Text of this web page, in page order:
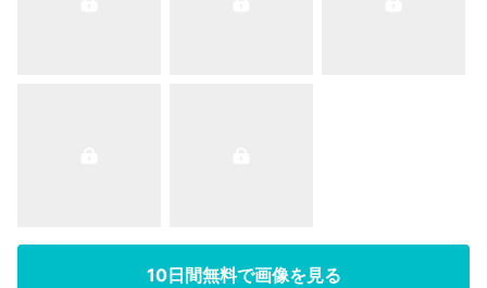
10日間無料で画像を見る